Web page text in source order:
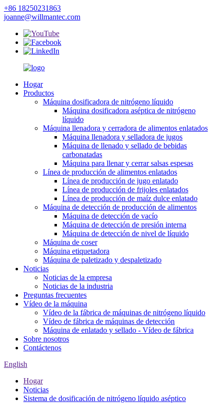
+86 18250231863
joanne@willmantec.com
Hogar
Productos
Máquina dosificadora de nitrógeno líquido
Máquina dosificadora aséptica de nitrógeno
líquido
Máquina llenadora y cerradora de alimentos enlatados
Máquina llenadora y selladora de jugos
Máquina de llenado y sellado de bebidas
carbonatadas
Máquina para llenar y cerrar salsas espesas
Línea de producción de alimentos enlatados
Línea de producción de jugo enlatado
Línea de producción de frijoles enlatados
Línea de producción de maíz dulce enlatado
Máquina de detección de producción de alimentos
Máquina de detección de vacío
Máquina de detección de presión interna
Máquina de detección de nivel de líquido
Máquina de coser
Máquina etiquetadora
Máquina de paletizado y despaletizado
Noticias
Noticias de la empresa
Noticias de la industria
Preguntas frecuentes
Vídeo de la máquina
Vídeo de la fábrica de máquinas de nitrógeno líquido
Vídeo de fábrica de máquinas de detección
Máquina de enlatado y sellado - Vídeo de fábrica
Sobre nosotros
Contáctenos
English
Hogar
Noticias
Sistema de dosificación de nitrógeno líquido aséptico